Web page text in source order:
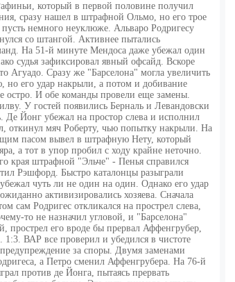
который в первой половине получил
сразу нашел в штрафной Ольмо, но его трое
немного неуклюже. Альваро Родригесу
со штангой. Активнее пытались
На 51-й минуте Мендоса даже убежал один
судья зафиксировал явный офсайд. Вскоре
Агуадо. Сразу же "Барселона" могла увеличить
но его удар накрыли, а потом и добивание
остро. И обе команды провели еще замены.
У гостей появились Берналь и Левандовски
Де Йонг убежал на простор слева и исполнил
откинул мяч Роберту, чью попытку накрыли. На
пасом вывел в штрафную Нету, который
а тот в упор пробил с ходу крайне неточно.
края штрафной "Эльче" - Пенья справился
Рэшфорд. Быстро каталонцы разыграли
чуть ли не один на один. Однако его удар
активизировались хозяева. Сначала
сам Родригес откликался на прострел слева,
то не назначил угловой, и "Барселона"
прострел его вроде бы прервал Аффенгрубер,
ВАР все проверил и убедился в чистоте
за споры. Двумя заменами
а Петро сменил Аффенгрубера. На 76-й
против де Йонга, пытаясь прервать